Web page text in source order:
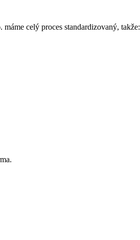
celý proces standardizovaný, takže: